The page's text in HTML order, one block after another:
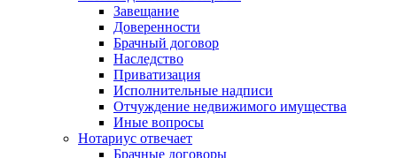
Завещание
Доверенности
Брачный договор
Наследство
Приватизация
Исполнительные надписи
Отчуждение недвижимого имущества
Иные вопросы
Нотариус отвечает
Брачные договоры